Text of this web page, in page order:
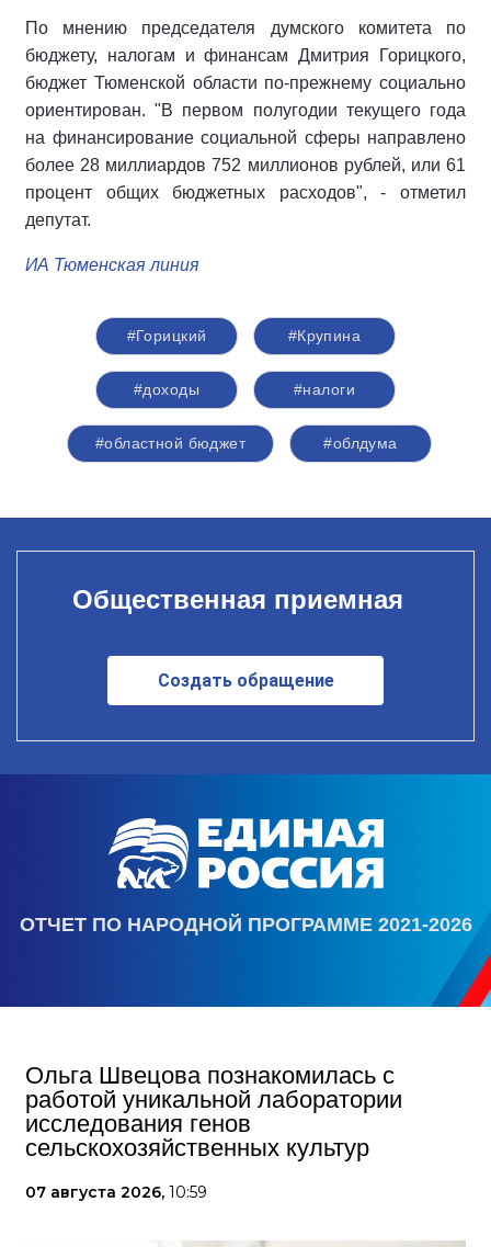
По мнению председателя думского комитета по
бюджету, налогам и финансам Дмитрия Горицкого,
бюджет Тюменской области по-прежнему социально
ориентирован. "В первом полугодии текущего года
на финансирование социальной сферы направлено
более 28 миллиардов 752 миллионов рублей, или 61
процент общих бюджетных расходов", - отметил
депутат.
ИА Тюменская линия
#Горицкий #Крупина
#доходы #налоги
#областной бюджет #облдума
Общественная приемная
Создать обращение
ОТЧЕТ ПО НАРОДНОЙ ПРОГРАММЕ 2021-2026
Ольга Швецова познакомилась с
работой уникальной лаборатории
исследования генов
сельскохозяйственных культур
07 августа 2026, 10:59